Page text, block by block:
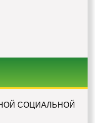
СОЦИАЛЬНОЙ